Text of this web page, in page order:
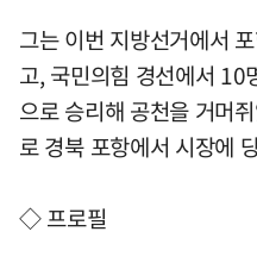
그는 이번 지방선거에서
고, 국민의힘 경선에서 10
으로 승리해 공천을 거머
로 경북 포항에서 시장에
◇ 프로필